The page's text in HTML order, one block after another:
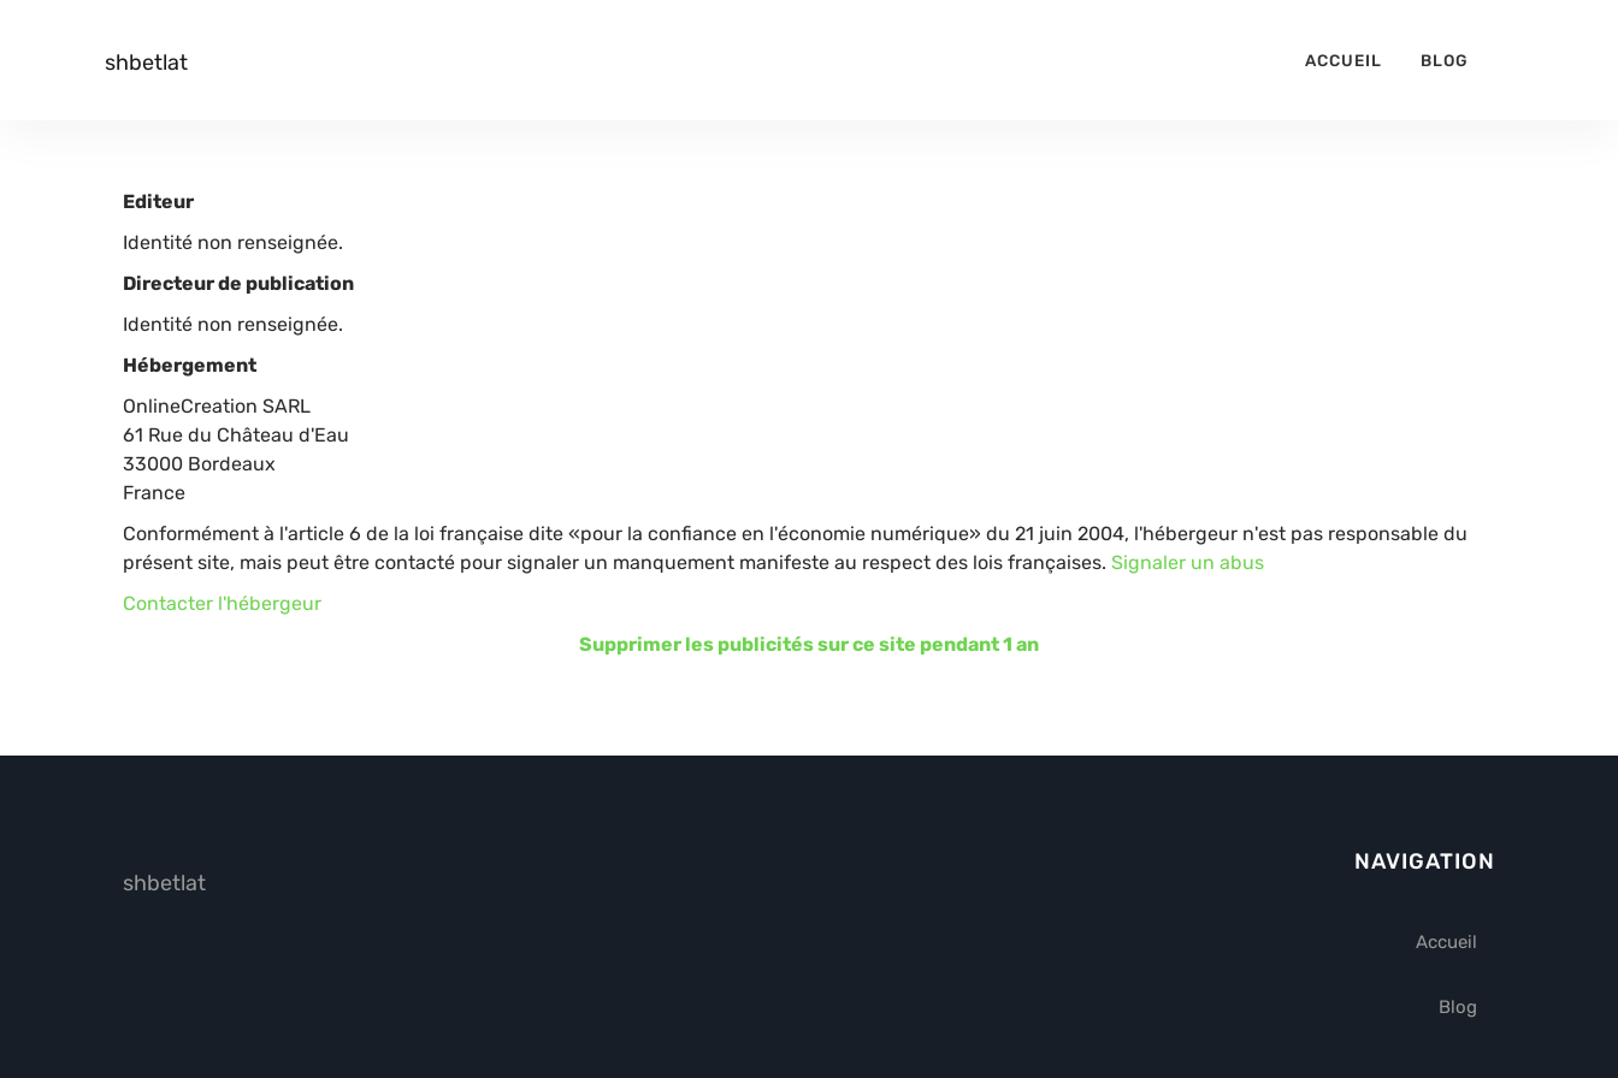
shbetlat ACCUEIL BLOG
Editeur
Identité non renseignée.
Directeur de publication
Identité non renseignée.
Hébergement
OnlineCreation SARL
61 Rue du Château d'Eau
33000 Bordeaux
France
Conformément à l'article 6 de la loi française dite «pour la confiance en l'économie numérique» du 21 juin 2004, l'hébergeur n'est pas responsable du
présent site, mais peut être contacté pour signaler un manquement manifeste au respect des lois françaises. Signaler un abus
Contacter l'hébergeur
Supprimer les publicités sur ce site pendant 1 an
shbetlat
NAVIGATION
Accueil
Blog